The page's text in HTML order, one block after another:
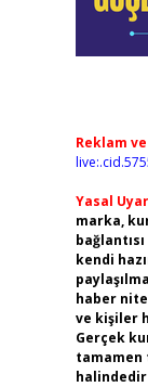
Reklam
Yasal
marka,
kendi
haber
ve kişiler
Gerçek